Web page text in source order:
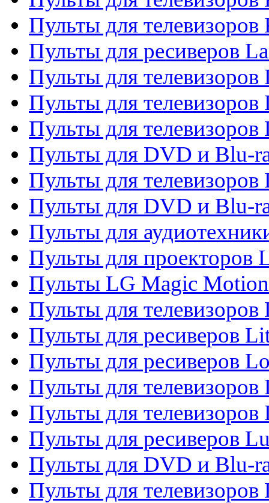
Пульты для
Пульты для ресиверов
Пульты для телевизоров
Пульты для телевизоров
Пульты для телевизоров
Пульты для DVD и Blu-
Пульты для телевизоров
Пульты для DVD и Blu-
Пульты для
Пульты для проекторов
Пульты LG Magic Motion
Пульты для
Пульты для ресиверов
Пульты для ресиверов
Пульты для телевизоров
Пульты для
Пульты для ресиверов
Пульты для DVD и Blu-
Пульты для телевизоров